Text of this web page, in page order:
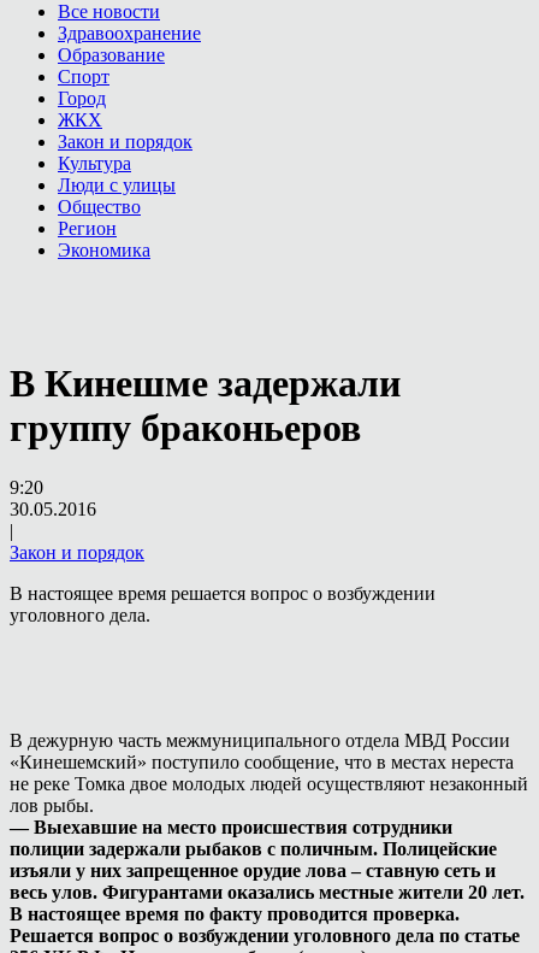
Все новости
Здравоохранение
Образование
Спорт
Город
ЖКХ
Закон и порядок
Культура
Люди с улицы
Общество
Регион
Экономика
В Кинешме задержали
группу браконьеров
9:20
30.05.2016
|
Закон и порядок
В настоящее время решается вопрос о возбуждении
уголовного дела.
В дежурную часть межмуниципального отдела МВД России
«Кинешемский» поступило сообщение, что в местах нереста
не реке Томка двое молодых людей осуществляют незаконный
лов рыбы.
— Выехавшие на место происшествия сотрудники
полиции задержали рыбаков с поличным. Полицейские
изъяли у них запрещенное орудие лова – ставную сеть и
весь улов. Фигурантами оказались местные жители 20 лет.
В настоящее время по факту проводится проверка.
Решается вопрос о возбуждении уголовного дела по статье